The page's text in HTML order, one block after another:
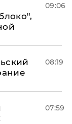
09:06
08:19
07:59